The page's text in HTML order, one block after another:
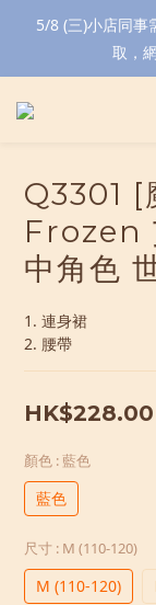
5/8 (三)小店同事
取，
Q3301 [
Frozen
中角色
1. 連身裙
2. 腰帶
HK$228.00
顏色 : 藍色
藍色
尺寸 : M (110-120)
M (110-120)